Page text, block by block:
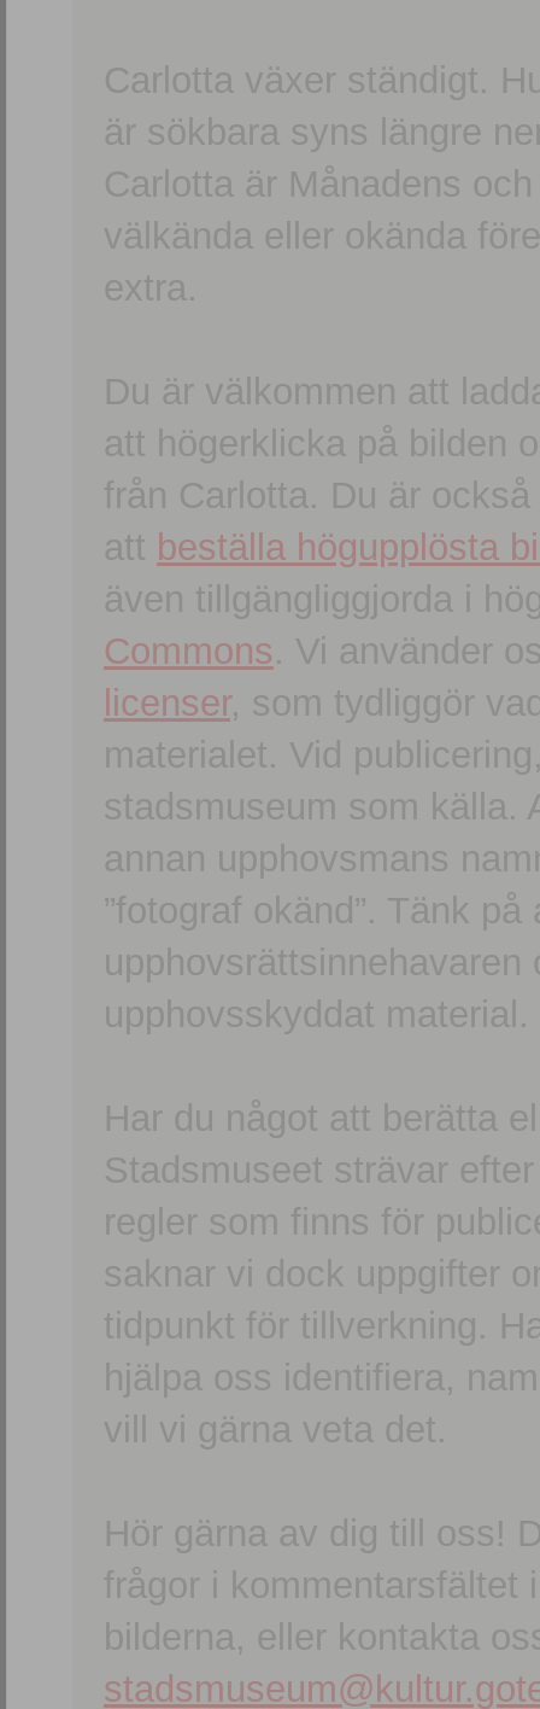
Carlotta växer ständigt.
är sökbara syns längre
Carlotta är Månadens
välkända eller okända
extra.
Du är välkommen att
att högerklicka på bilden
från Carlotta. Du är
att beställa högupplösta
även tillgängliggjorda i
Commons. Vi använder
licenser, som tydliggör
materialet. Vid
stadsmuseum som källa.
annan upphovsmans
”fotograf okänd”. Tänk
upphovsskyddat material.
Har du något att berätta
Stadsmuseet strävar
regler som finns för
saknar vi dock uppgifter
tidpunkt för tillverkning.
hjälpa oss identifiera,
vill vi gärna veta det.
Hör gärna av dig till oss!
frågor i kommentarsfältet
bilderna, eller kontakta